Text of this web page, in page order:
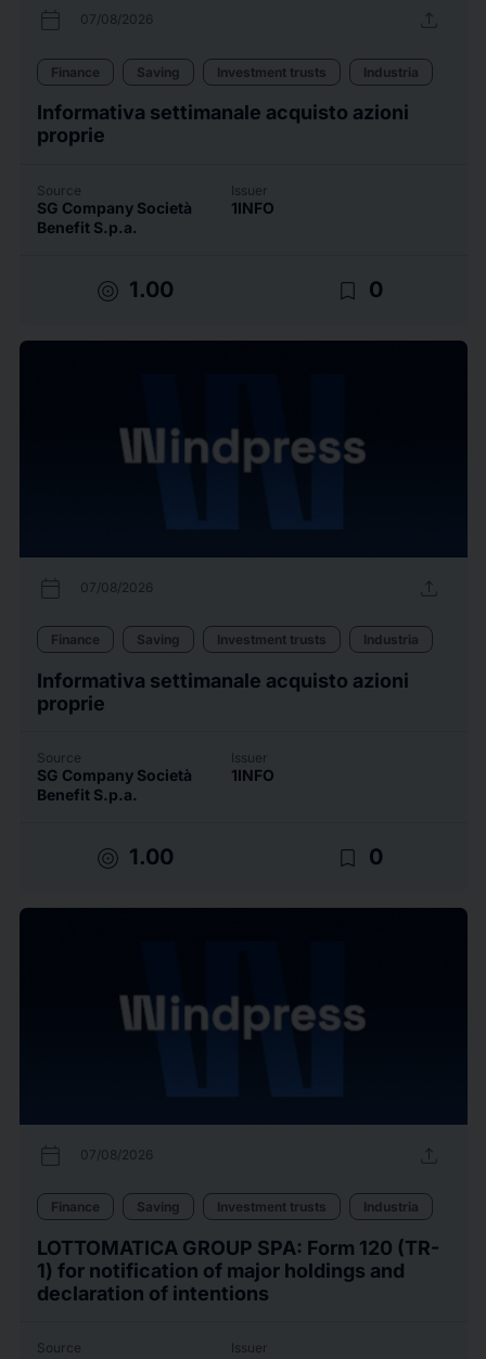
calendar_today 07/08/2026 upload
Finance Saving Investment trusts Industria
Informativa settimanale acquisto azioni
proprie
Source
SG Company Società
Benefit S.p.a.
Issuer
1INFO
target 1.00 bookmark_border 0
calendar_today 07/08/2026 upload
Finance Saving Investment trusts Industria
Informativa settimanale acquisto azioni
proprie
Source
SG Company Società
Benefit S.p.a.
Issuer
1INFO
target 1.00 bookmark_border 0
calendar_today 07/08/2026 upload
Finance Saving Investment trusts Industria
LOTTOMATICA GROUP SPA: Form 120 (TR-
1) for notification of major holdings and
declaration of intentions
Source Issuer